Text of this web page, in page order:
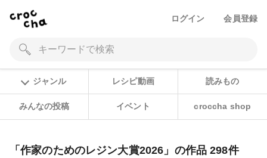
ログイン 会員登録
ジャンル レシピ動画 読みもの
みんなの投稿 イベント croccha shop
「作家のためのレジン大賞2026」の作品 298件